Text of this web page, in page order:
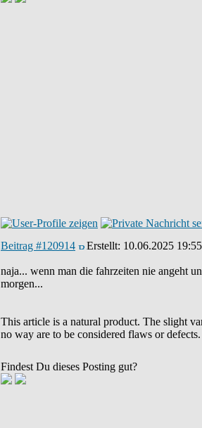
Beitrag #120914 Erstellt: 10.06.2025 19:55
naja... wenn man die fahrzeiten nie angeht
morgen...
This article is a natural product. The slight
no way are to be considered flaws or defects.
Findest Du dieses Posting gut?